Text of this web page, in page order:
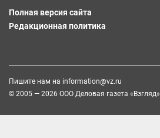
Полная версия сайта
Редакционная политика
Пишите нам на information@vz.ru
© 2005 — 2026 ООО Деловая газета «Взгляд»